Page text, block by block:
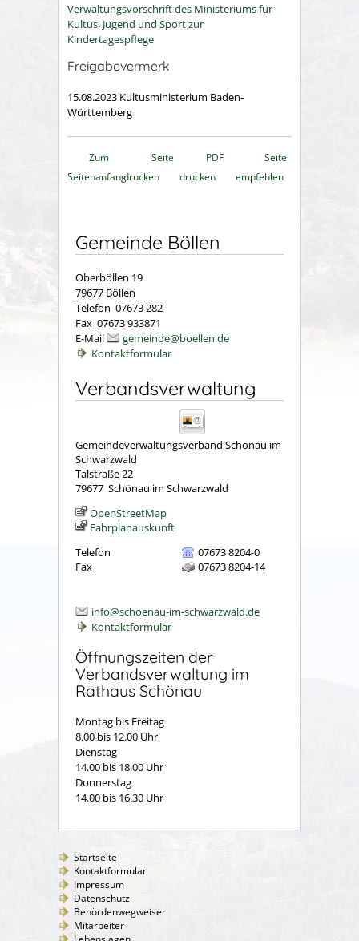
Verwaltungsvorschrift des Ministeriums für
Kultus, Jugend und Sport zur
Kindertagespflege
Freigabevermerk
15.08.2023 Kultusministerium Baden-
Württemberg
Zum
Seitenanfang
Seite
drucken
PDF
drucken
Seite
empfehlen
Gemeinde Böllen
Oberböllen 19
79677 Böllen
Telefon 07673 282
Fax 07673 933871
E-Mail
gemeinde@boellen.de
Kontaktformular
Verbandsverwaltung
Gemeindeverwaltungsverband Schönau im
Schwarzwald
Talstraße 22
79677 Schönau im Schwarzwald
OpenStreetMap
Fahrplanauskunft
Telefon
07673 8204-0
Fax
07673 8204-14
info@schoenau-im-schwarzwald.de
Kontaktformular
Öffnungszeiten der
Verbandsverwaltung im
Rathaus Schönau
Montag bis Freitag
8.00 bis 12.00 Uhr
Dienstag
14.00 bis 18.00 Uhr
Donnerstag
14.00 bis 16.30 Uhr
Startseite
Kontaktformular
Impressum
Datenschutz
Behördenwegweiser
Mitarbeiter